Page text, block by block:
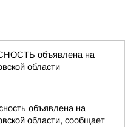
объявлена на
области
объявлена на
области, сообщает